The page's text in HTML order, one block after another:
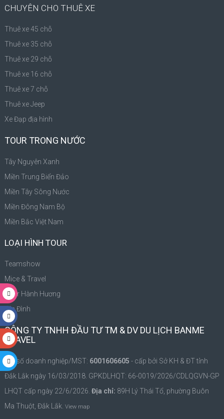
CHUYÊN CHO THUÊ XE
Thuê xe 45 chỗ
Thuê xe 35 chỗ
Thuê xe 29 chỗ
Thuê xe 16 chỗ
Thuê xe 7 chỗ
Thuê xe Jeep
Xe Đạp địa hình
TOUR TRONG NƯỚC
Tây Nguyên Xanh
Miền Trung Biển Đảo
Miền Tây Sông Nước
Miền Đông Nam Bộ
Miền Bắc Việt Nam
LOẠI HÌNH TOUR
Teamshow
Mice & Travel
Tour Hành Hương
Gia Đình
CÔNG TY TNHH ĐẦU TƯ TM & DV DU LỊCH BANME
TRAVEL
Mã số doanh nghiệp/MST: 6001606605 - cấp bởi Sở KH & ĐT tỉnh
Đắk Lắk ngày 16/03/2018. GPKDLHQT: 66-0019/2026/CDLQGVN-GP
LHQT cấp ngày 22/6/2026. Địa chỉ: 89H Lý Thái Tổ, phường Buôn
Ma Thuột, Đắk Lắk. View map